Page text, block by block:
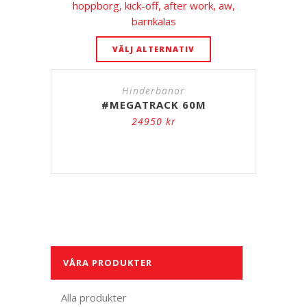
VÄLJ ALTERNATIV
Hinderbanor
#MEGATRACK 60M
24950 kr
VÅRA PRODUKTER
Alla produkter